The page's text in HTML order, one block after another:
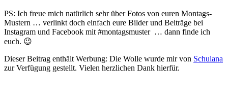
PS: Ich freue mich natürlich sehr über Fotos von euren Montags-
Mustern … verlinkt doch einfach eure Bilder und Beiträge bei
Instagram und Facebook mit #montagsmuster … dann finde ich
euch. 😉
Dieser Beitrag enthält Werbung: Die Wolle wurde mir von Schulana
zur Verfügung gestellt. Vielen herzlichen Dank hierfür.